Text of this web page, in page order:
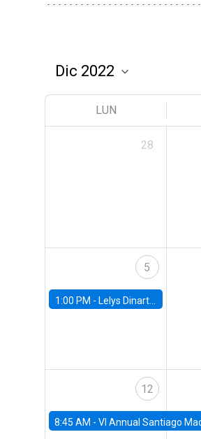
LUN
28
5
1:00 PM - Lelys Dinarte, Banco Mundial
12
8:45 AM - VI Annual Santiago